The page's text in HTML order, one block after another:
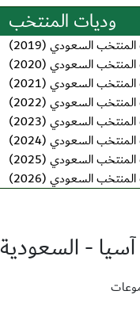
وديات المنتخب
السعودي (2019)
السعودي (2020)
السعودي (2021)
السعودي (2022)
السعودي (2023)
السعودي (2024)
السعودي (2025)
السعودي (2026)
- السعودية 2027